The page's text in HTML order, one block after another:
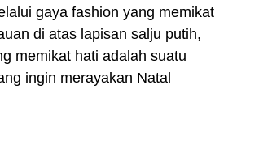
gaya fashion yang memikat
di atas lapisan salju putih,
memikat hati adalah suatu
ingin merayakan Natal